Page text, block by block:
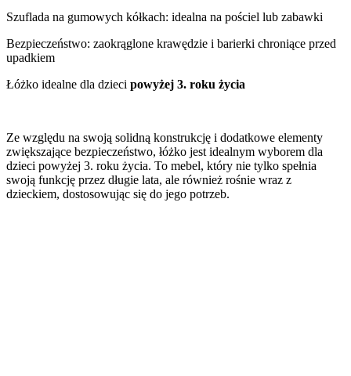
Szuflada na gumowych kółkach: idealna na pościel lub zabawki
Bezpieczeństwo: zaokrąglone krawędzie i barierki chroniące przed
upadkiem
Łóżko idealne dla dzieci powyżej 3. roku życia
Ze względu na swoją solidną konstrukcję i dodatkowe elementy
zwiększające bezpieczeństwo, łóżko jest idealnym wyborem dla
dzieci powyżej 3. roku życia. To mebel, który nie tylko spełnia
swoją funkcję przez długie lata, ale również rośnie wraz z
dzieckiem, dostosowując się do jego potrzeb.